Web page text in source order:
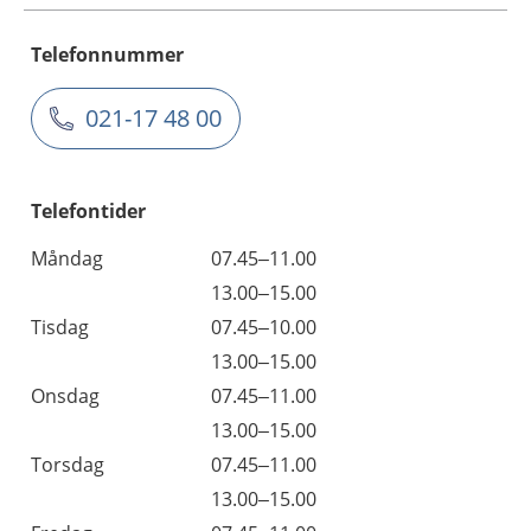
Telefonnummer
021-17 48 00
Telefontider
Måndag
07.45–11.00
13.00–15.00
Tisdag
07.45–10.00
13.00–15.00
Onsdag
07.45–11.00
13.00–15.00
Torsdag
07.45–11.00
13.00–15.00